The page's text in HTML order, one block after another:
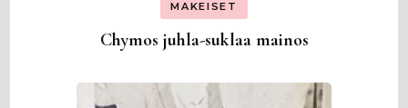
MAKEISET
Chymos juhla-suklaa mainos